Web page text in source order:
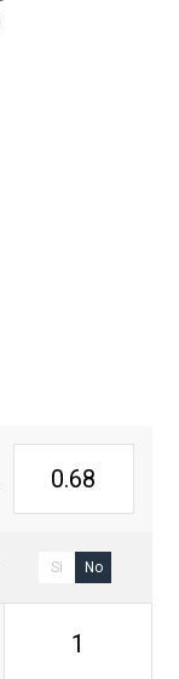
Si No
1